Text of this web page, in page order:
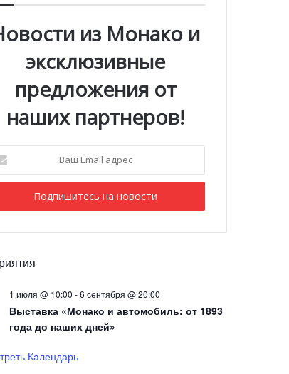
из Монако и
эксклюзивные
предложения от
наших партнеров!
1 июля @ 10:00 -6 сентября @ 20:00
Выставка «Монако и автомобиль: от 1893
года до наших дней»
Календарь